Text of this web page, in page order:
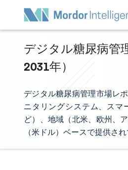
デジタル糖尿病管
2031年）
デジタル糖尿病管理市場レ
ニタリングシステム、スマ
ど）、地域（北米、欧州、
（米ドル）ベースで提供され